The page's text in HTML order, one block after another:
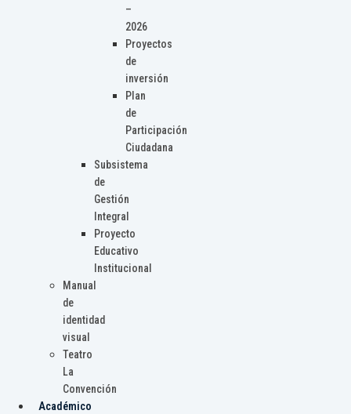
–
2026
Proyectos
de
inversión
Plan
de
Participación
Ciudadana
Subsistema
de
Gestión
Integral
Proyecto
Educativo
Institucional
Manual
de
identidad
visual
Teatro
La
Convención
Académico